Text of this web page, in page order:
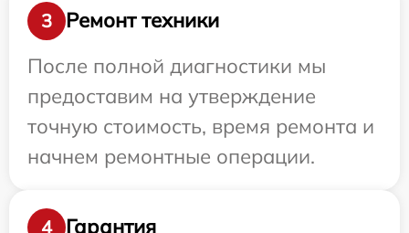
3
Ремонт техники
После полной диагностики мы
предоставим на утверждение
точную стоимость, время ремонта и
начнем ремонтные операции.
4 Гарантия